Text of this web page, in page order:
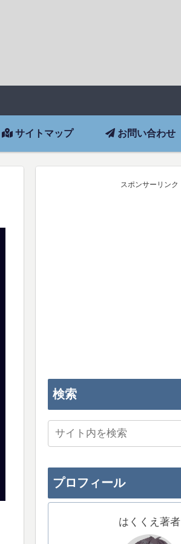
サイトマップ お問い合わせ
スポンサーリンク
検索
プロフィール
はくくえ著者